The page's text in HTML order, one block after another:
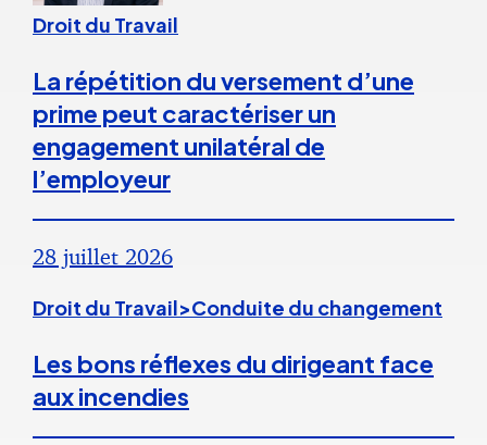
Droit du Travail
La répétition du versement d’une
prime peut caractériser un
engagement unilatéral de
l’employeur
28 juillet 2026
Droit du Travail>Conduite du changement
Les bons réflexes du dirigeant face
aux incendies